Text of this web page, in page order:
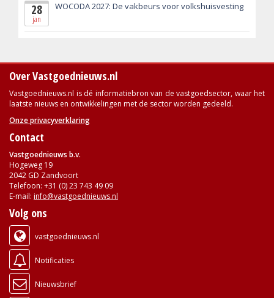
28
jan
WOCODA 2027: De vakbeurs voor volkshuisvesting
Over Vastgoednieuws.nl
Vastgoednieuws.nl is dé informatiebron van de vastgoedsector, waar het
laatste nieuws en ontwikkelingen met de sector worden gedeeld.
Onze privacyverklaring
Contact
Vastgoednieuws b.v.
Hogeweg 19
2042 GD Zandvoort
Telefoon: +31 (0) 23 743 49 09
E-mail: info@vastgoednieuws.nl
Volg ons
vastgoednieuws.nl
Notificaties
Nieuwsbrief